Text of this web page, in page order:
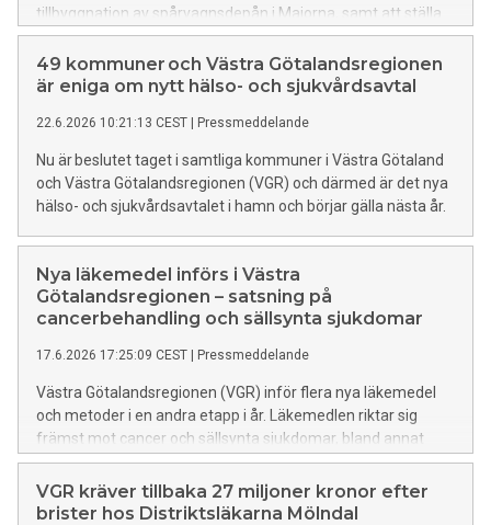
tillbyggnation av spårvagnsdepån i Majorna, samt att ställa
sig positiv till att VGR bidrar till etableringen av Göteborgs
judiska kunskapscenter.
49 kommuner och Västra Götalandsregionen
är eniga om nytt hälso- och sjukvårdsavtal
22.6.2026 10:21:13 CEST Pressmeddelande
Nu är beslutet taget i samtliga kommuner i Västra Götaland
och Västra Götalandsregionen (VGR) och därmed är det nya
hälso- och sjukvårdsavtalet i hamn och börjar gälla nästa år.
Nya läkemedel införs i Västra
Götalandsregionen – satsning på
cancerbehandling och sällsynta sjukdomar
17.6.2026 17:25:09 CEST Pressmeddelande
Västra Götalandsregionen (VGR) inför flera nya läkemedel
och metoder i en andra etapp i år. Läkemedlen riktar sig
främst mot cancer och sällsynta sjukdomar, bland annat
livmoderhalscancer, lungcancer, nasofarynxcancer, lymfom
och en ovanlig njursjukdom.
VGR kräver tillbaka 27 miljoner kronor efter
brister hos Distriktsläkarna Mölndal